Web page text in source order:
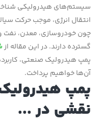
سیستم‌های هیدرولیکی
انتقال انرژی، موجب حرکت
چون خودروسازی، معدن، نفت
گسترده دارند. در این مقاله از
پمپ‌ هیدرولیک صنعتی،
آن‌ها خواهیم پرداخت.
پمپ
نقشی در ...